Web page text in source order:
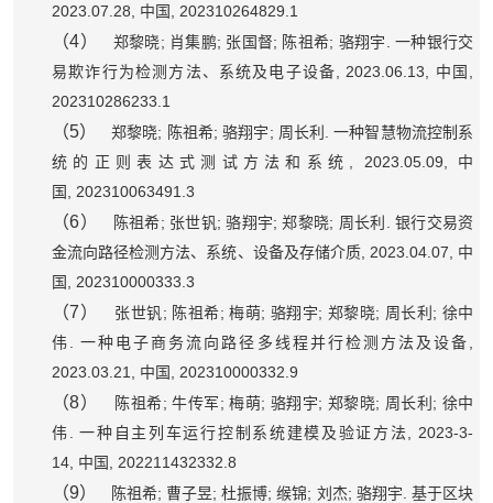
2023.07.28,
中国 , 202310264829.1
（4） 郑黎晓; 肖集鹏; 张国督; 陈祖希; 骆翔宇
一种银行交
易欺诈行为检测方法、系统及电子设备
, 2023.06.13, 中国
202310286233.1
（5） 郑黎晓; 陈祖希;骆翔宇 ; 周长利 .一种智慧物流控制系
统的正则表达式测试方法和系统
, 2023.05.09, 中
国
, 202310063491.3
（6） 陈祖希; 张世钒 ;骆翔宇;郑黎晓; 周长利
银行交易资
金流向路径检测方法、系统、设备及存储介质 , 2023.04.07, 中
国
, 202310000333.3
（7） 张世钒 ; 陈祖希;梅萌; 骆翔宇; 郑黎晓; 周长利 ; 徐中
伟
.一种电子商务流向路径多线程并行检测方法及设备
2023.03.21,
中国 , 202310000332.9
（8） 陈祖希;牛传军 ;梅萌; 骆翔宇; 郑黎晓; 周长利 ; 徐中
伟
.一种自主列车运行控制系统建模及验证方法
, 2023-3-
14, 中国 , 202211432332.8
（9） 陈祖希; 曹子昱;杜振博;缑锦; 刘杰; 骆翔宇 .基于区块